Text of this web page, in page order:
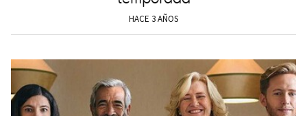
HACE 3 AÑOS